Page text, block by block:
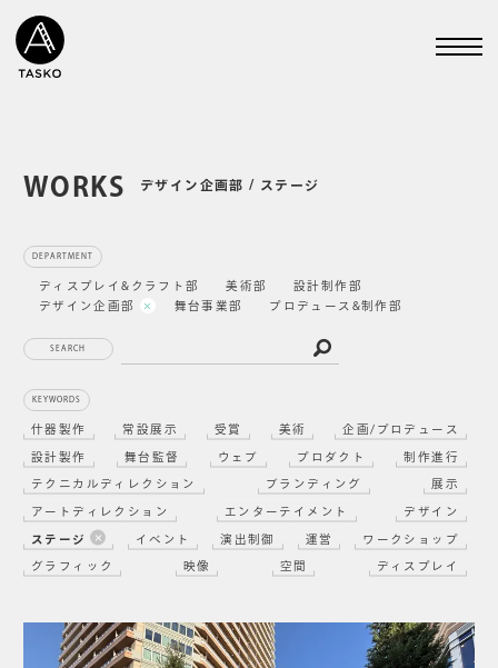
WORKS デザイン企画部 / ステージ
DEPARTMENT
ディスプレイ&クラフト部 美術部
設計制作部
デザイン企画部
舞台事業部 プロデュース&制作部
SEARCH
KEYWORDS
什器製作 常設展示 受賞 美術 企画/プロデュース
設計製作 舞台監督 ウェブ プロダクト 制作進行
テクニカルディレクション ブランディング 展示
アートディレクション エンターテイメント デザイン
ステージ イベント 演出制御 運営 ワークショップ
グラフィック 映像 空間 ディスプレイ